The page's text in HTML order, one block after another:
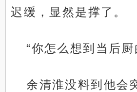
迟缓，显然是撑了。
“你怎么想到当后厨
余清淮没料到他会